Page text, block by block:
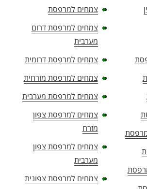
צמחים למרפסת
צמחים למרפסת דרום
מערבית
צמחים למרפסת דרומית
צמחים למרפסת מזרחית
צמחים למרפסת מערבית
צמחים למרפסת צפון
מזרח
צמחים למרפסת צפון
מערבית
צמחים למרפסת צפונית